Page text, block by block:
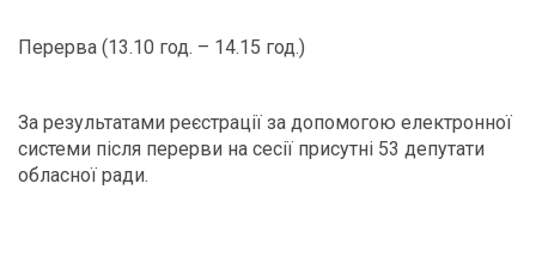
Перерва (13.10 год. – 14.15 год.)
За результатами реєстрації за допомогою електронної
системи після перерви на сесії присутні 53 депутати
обласної ради.